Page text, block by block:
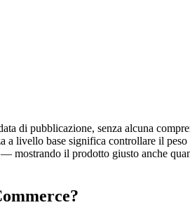
di pubblicazione, senza alcuna
livello base significa controllare il
mostrando il prodotto giusto anche